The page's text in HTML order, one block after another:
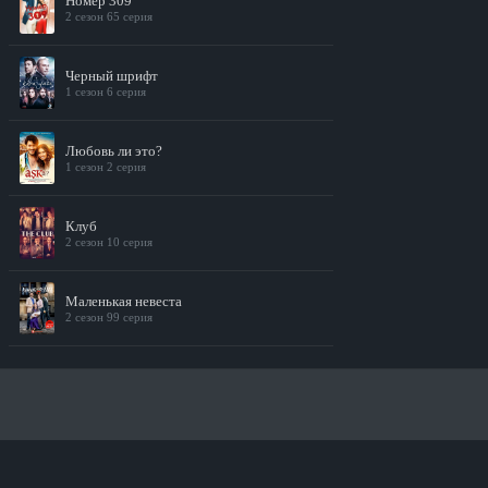
2 сезон 65 серия
Черный шрифт
1 сезон 6 серия
Любовь ли это?
1 сезон 2 серия
Клуб
2 сезон 10 серия
Маленькая невеста
2 сезон 99 серия